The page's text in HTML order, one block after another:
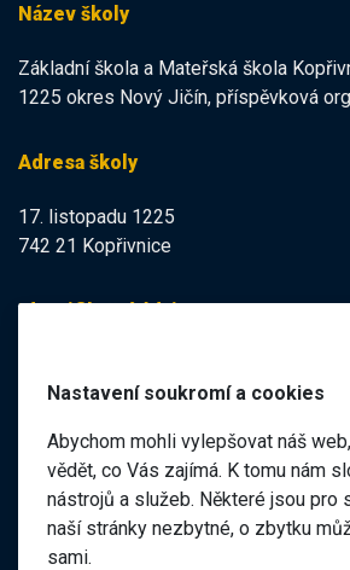
Název školy
Základní škola a Mateřská škola
1225 okres Nový Jičín, příspěvková
Adresa školy
17. listopadu 1225
742 21 Kopřivnice
Identifikační údaje
IČO:47998121
Elektronická podatelna
ID datové schránky:
98pgf7m
Nastavení soukromí a cookies
Abychom mohli vylepšovat náš
vědět, co Vás zajímá. K tomu nám
nástrojů a služeb. Některé jsou pro
naší stránky nezbytné, o zbytku
sami.